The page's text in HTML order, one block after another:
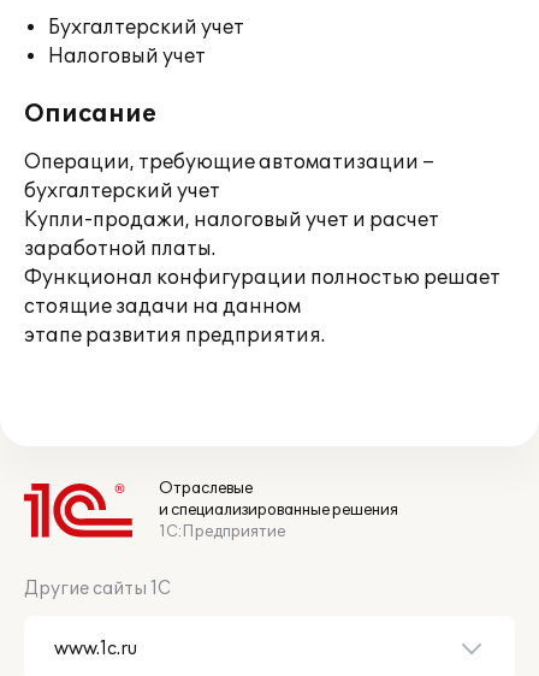
Бухгалтерский учет
Налоговый учет
Описание
Операции, требующие автоматизации –
бухгалтерский учет
Купли-продажи, налоговый учет и расчет
заработной платы.
Функционал конфигурации полностью решает
стоящие задачи на данном
этапе развития предприятия.
Отраслевые
и специализированные решения
1С:Предприятие
Другие сайты 1С